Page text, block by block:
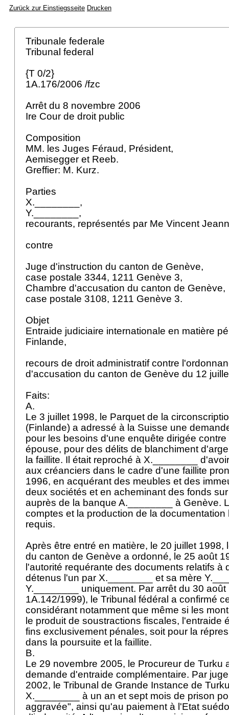
Zurück zur Einstiegsseite Drucken
Tribunale federale
Tribunal federal
{T 0/2}
1A.176/2006 /fzc
Arrêt du 8 novembre 2006
Ire Cour de droit public
Composition
MM. les Juges Féraud, Président,
Aemisegger et Reeb.
Greffier: M. Kurz.
Parties
X.________,
Y.________,
recourants, représentés par Me Vincent
contre
Juge d'instruction du canton de Genève,
case postale 3344, 1211 Genève 3,
Chambre d'accusation du canton de Genève,
case postale 3108, 1211 Genève 3.
Objet
Entraide judiciaire internationale en matière
Finlande,
recours de droit administratif contre
d'accusation du canton de Genève du 12
Faits:
A.
Le 3 juillet 1998, le Parquet de la
(Finlande) a adressé à la Suisse une
pour les besoins d'une enquête dirigée
épouse, pour des délits de blanchiment
la faillite. Il était reproché à X.________
aux créanciers dans le cadre d'une faillite
1996, en acquérant des meubles et des
deux sociétés et en acheminant des fonds
auprès de la banque A.________ à Genève.
comptes et la production de la documentation
requis.
Après être entré en matière, le 20 juillet 1998,
du canton de Genève a ordonné, le 25 août
l'autorité requérante des documents relatifs à
détenus l'un par X.________ et sa mère
Y.________ uniquement. Par arrêt du 30
1A.142/1999), le Tribunal fédéral a confirmé
considérant notamment que même si les
le produit de soustractions fiscales, l'entraide
fins exclusivement pénales, soit pour la
dans la poursuite et la faillite.
B.
Le 29 novembre 2005, le Procureur de Turku
demande d'entraide complémentaire. Par
2002, le Tribunal de Grande Instance de
X.________ à un an et sept mois de prison
aggravée", ainsi qu'au paiement à l'Etat